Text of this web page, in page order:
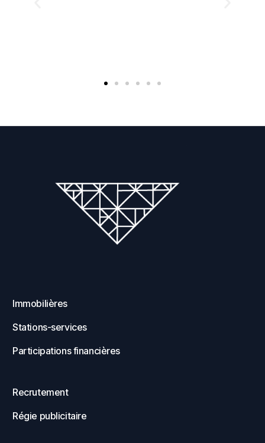
Immobilières
Stations-services
Participations financières
Recrutement
Régie publicitaire